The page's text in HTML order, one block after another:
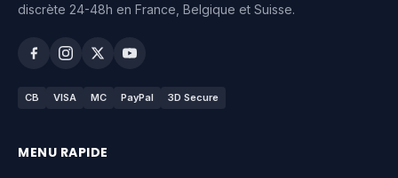
discrète 24-48h en France, Belgique et Suisse.
CB VISA MC PayPal 3D Secure
MENU RAPIDE